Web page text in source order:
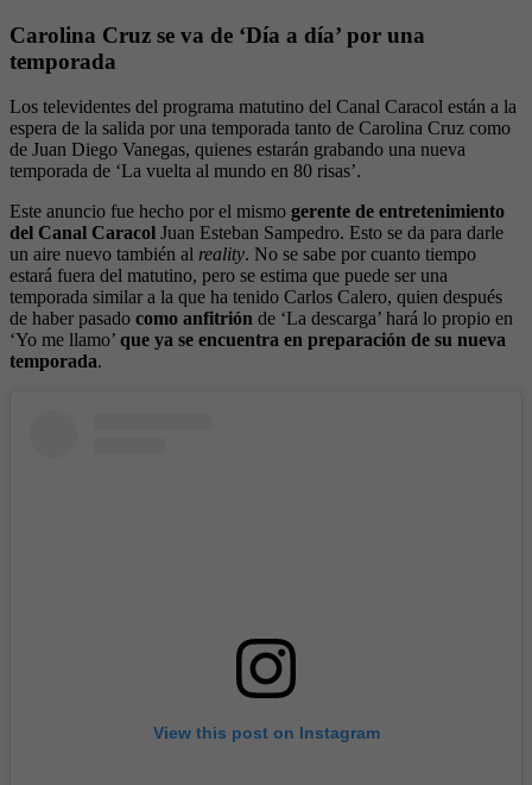
Carolina Cruz se va de ‘Día a día’ por una
temporada
Los televidentes del programa matutino del Canal Caracol están a la
espera de la salida por una temporada tanto de Carolina Cruz como
de Juan Diego Vanegas, quienes estarán grabando una nueva
temporada de ‘La vuelta al mundo en 80 risas’.
Este anuncio fue hecho por el mismo gerente de entretenimiento
del Canal Caracol Juan Esteban Sampedro. Esto se da para darle
un aire nuevo también al reality. No se sabe por cuanto tiempo
estará fuera del matutino, pero se estima que puede ser una
temporada similar a la que ha tenido Carlos Calero, quien después
de haber pasado como anfitrión de ‘La descarga’ hará lo propio en
‘Yo me llamo’ que ya se encuentra en preparación de su nueva
temporada.
View this post on Instagram